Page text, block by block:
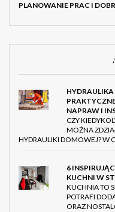
PLANOWANIE PRAC I
NAPRAW I
CZY
MOŻNA
HYDRAULIKI DOMOWEJ? W
6
KUCHNI W
KUCHNIA TO
POTRAFI
ORAZ